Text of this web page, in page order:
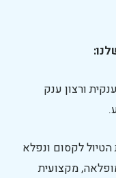
ורצון ענק
לקסום ונפלא
מקצועית